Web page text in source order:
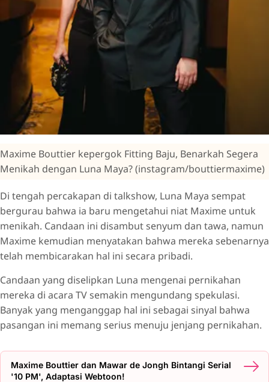
Maxime Bouttier kepergok Fitting Baju, Benarkah Segera
Menikah dengan Luna Maya? (instagram/bouttiermaxime)
Di tengah percakapan di talkshow, Luna Maya sempat
bergurau bahwa ia baru mengetahui niat Maxime untuk
menikah. Candaan ini disambut senyum dan tawa, namun
Maxime kemudian menyatakan bahwa mereka sebenarnya
telah membicarakan hal ini secara pribadi.
Candaan yang diselipkan Luna mengenai pernikahan
mereka di acara TV semakin mengundang spekulasi.
Banyak yang menganggap hal ini sebagai sinyal bahwa
pasangan ini memang serius menuju jenjang pernikahan.
Maxime Bouttier dan Mawar de Jongh Bintangi Serial
'10 PM', Adaptasi Webtoon!